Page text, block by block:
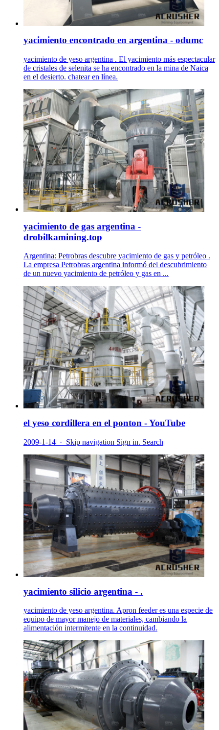
yacimiento encontrado en argentina - odumc
yacimiento de yeso argentina . El yacimiento más espectacular
de cristales de selenita se ha encontrado en la mina de Naica
en el desierto. chatear en línea.
yacimiento de gas argentina -
drobilkamining.top
Argentina: Petrobras descubre yacimiento de gas y petróleo .
La empresa Petrobras argentina informó del descubrimiento
de un nuevo yacimiento de petróleo y gas en ...
el yeso cordillera en el ponton - YouTube
2009-1-14 · Skip navigation Sign in. Search
yacimiento silicio argentina - .
yacimiento de yeso argentina. Apron feeder es una especie de
equipo de mayor manejo de materiales, cambiando la
alimentación intermitente en la continuidad.